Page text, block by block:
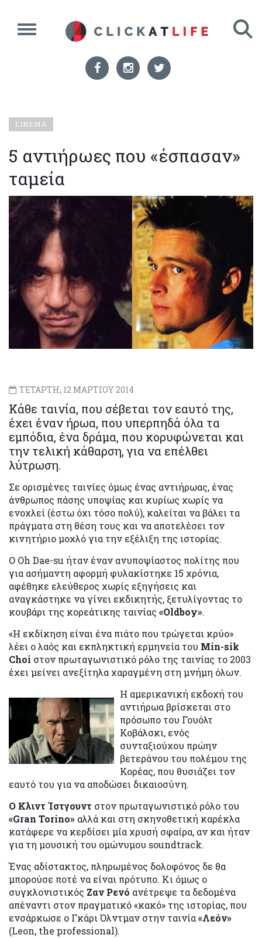
ΣΙΝΕΜΑ
5 αντιήρωες που «έσπασαν»
ταμεία
ΤΕΤΑΡΤΗ, 12 ΜΑΡΤΙΟΥ 2014
Κάθε ταινία, που σέβεται τον εαυτό της,
έχει έναν ήρωα, που υπερπηδά όλα τα
εμπόδια, ένα δράμα, που κορυφώνεται και
την τελική κάθαρση, για να επέλθει
λύτρωση.
Σε ορισμένες ταινίες όμως ένας αντιήρωας, ένας
άνθρωπος πάσης υποψίας και κυρίως χωρίς να
ενοχλεί (έστω όχι τόσο πολύ), καλείται να βάλει τα
πράγματα στη θέση τους και να αποτελέσει τον
κινητήριο μοχλό για την εξέλιξη της ιστορίας.
Ο Oh Dae-su ήταν έναν ανυποψίαστος πολίτης που
για ασήμαντη αφορμή φυλακίστηκε 15 χρόνια,
αφέθηκε ελεύθερος χωρίς εξηγήσεις και
αναγκάστηκε να γίνει εκδικητής, ξετυλίγοντας το
κουβάρι της κορεάτικης ταινίας «Oldboy».
«Η εκδίκηση είναι ένα πιάτο που τρώγεται κρύο»
λέει ο λαός και εκπληκτική ερμηνεία του Μin-sik
Choi στον πρωταγωνιστικό ρόλο της ταινίας το 2003
έχει μείνει ανεξίτηλα χαραγμένη στη μνήμη όλων.
Η αμερικανική εκδοχή του
αντιήρωα βρίσκεται στο
πρόσωπο του Γουόλτ
Κοβάλσκι, ενός
συνταξιούχου πρώην
βετεράνου του πολέμου της
Κορέας, που θυσιάζει τον
εαυτό του για να αποδώσει δικαιοσύνη.
Ο Κλιντ Ίστγουντ στον πρωταγωνιστικό ρόλο του
«Gran Torino» αλλά και στη σκηνοθετική καρέκλα
κατάφερε να κερδίσει μία χρυσή σφαίρα, αν και ήταν
για τη μουσική του ομώνυμου soundtrack.
Ένας αδίστακτος, πληρωμένος δολοφόνος δε θα
μπορούσε ποτέ να είναι πρότυπο. Κι όμως ο
συγκλονιστικός Ζαν Ρενό ανέτρεψε τα δεδομένα
απέναντι στον πραγματικό «κακό» της ιστορίας, που
ενσάρκωσε ο Γκάρι Όλντμαν στην ταινία«Λεόν»
(Leon, the professional).